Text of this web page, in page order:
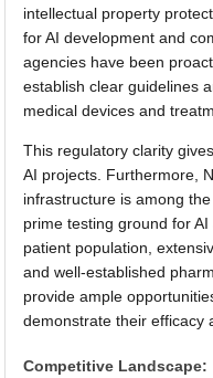
intellectual property
for AI development and
agencies have been
establish clear guidelines
medical devices and
This regulatory clarity
AI projects. Furthermore,
infrastructure is among
prime testing ground for
patient population,
and well-established
provide ample
demonstrate their efficacy
Competitive Landscape: